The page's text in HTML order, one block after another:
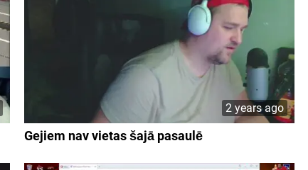
2 years ago
Gejiem nav vietas šajā pasaulē